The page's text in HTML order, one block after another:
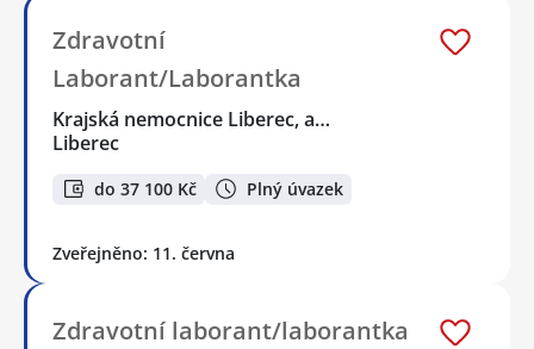
Zdravotní
Laborant/Laborantka
Krajská nemocnice Liberec, a…
Liberec
do 37 100 Kč Plný úvazek
Zveřejněno: 11. června
Zdravotní laborant/laborantka